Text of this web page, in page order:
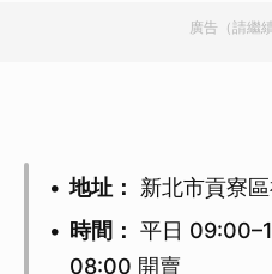
廣告（請繼
地址：
新北市貢寮
時間： 平日
08:00 開賣